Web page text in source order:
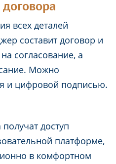
всех деталей
составит договор и
согласование, а
Можно
и цифровой подписью.
доступ
платформе,
в комфортном